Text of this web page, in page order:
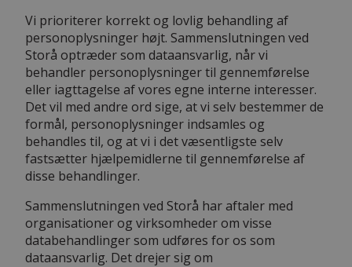
Vi prioriterer korrekt og lovlig behandling af
personoplysninger højt. Sammenslutningen ved
Storå optræder som dataansvarlig, når vi
behandler personoplysninger til gennemførelse
eller iagttagelse af vores egne interne interesser.
Det vil med andre ord sige, at vi selv bestemmer de
formål, personoplysninger indsamles og
behandles til, og at vi i det væsentligste selv
fastsætter hjælpemidlerne til gennemførelse af
disse behandlinger.
Sammenslutningen ved Storå har aftaler med
organisationer og virksomheder om visse
databehandlinger som udføres for os som
dataansvarlig. Det drejer sig om